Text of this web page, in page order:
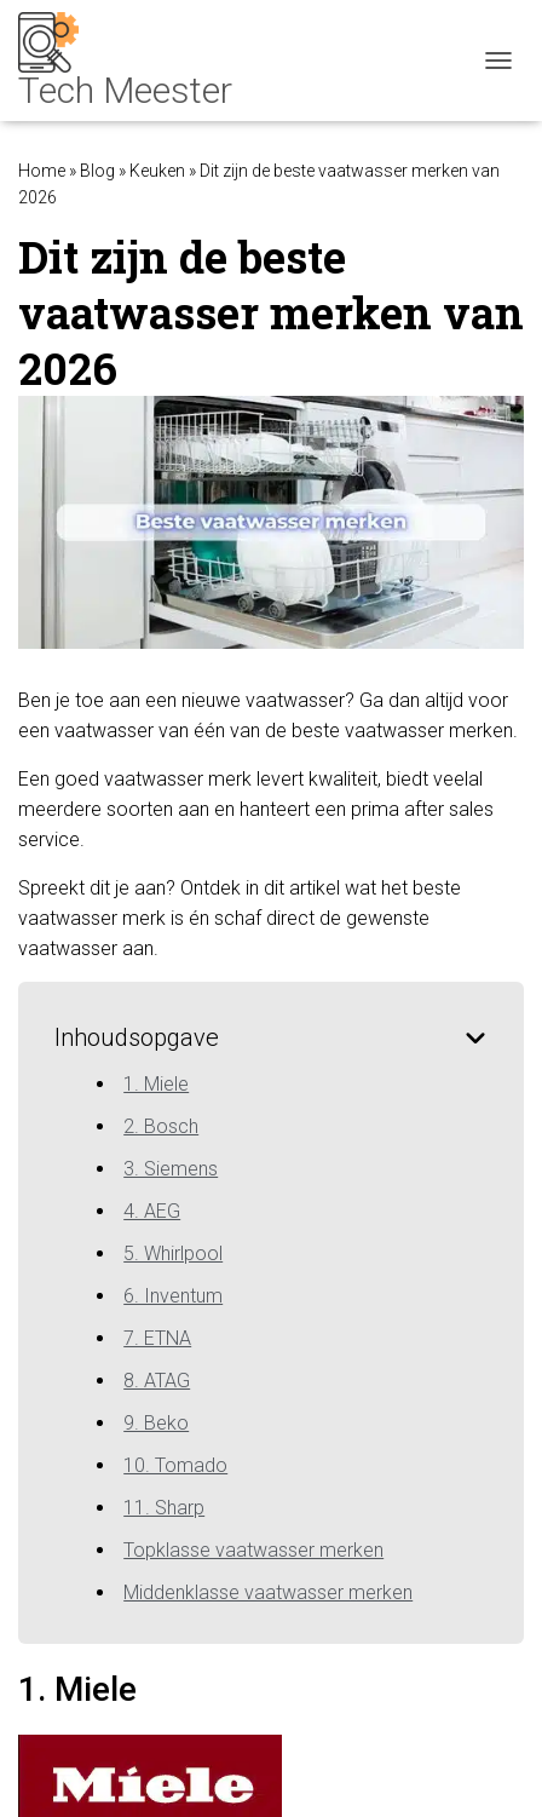
Home » Blog » Keuken » Dit zijn de beste vaatwasser merken van
2026
Dit zijn de beste
vaatwasser merken van
2026
Ben je toe aan een nieuwe vaatwasser? Ga dan altijd voor
een vaatwasser van één van de beste vaatwasser merken.
Een goed vaatwasser merk levert kwaliteit, biedt veelal
meerdere soorten aan en hanteert een prima after sales
service.
Spreekt dit je aan? Ontdek in dit artikel wat het beste
vaatwasser merk is én schaf direct de gewenste
vaatwasser aan.
Inhoudsopgave
1. Miele
2. Bosch
3. Siemens
4. AEG
5. Whirlpool
6. Inventum
7. ETNA
8. ATAG
9. Beko
10. Tomado
11. Sharp
Topklasse vaatwasser merken
Middenklasse vaatwasser merken
1. Miele